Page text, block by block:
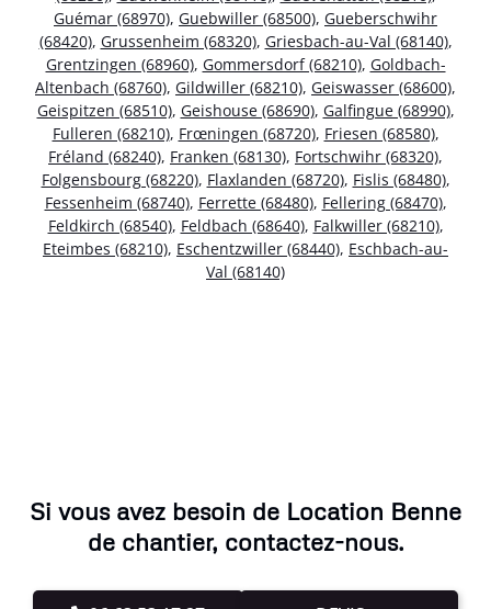
Guémar (68970), Guebwiller (68500), Gueberschwihr
(68420), Grussenheim (68320), Griesbach-au-Val (68140),
Grentzingen (68960), Gommersdorf (68210), Goldbach-
Altenbach (68760), Gildwiller (68210), Geiswasser (68600),
Geispitzen (68510), Geishouse (68690), Galfingue (68990),
Fulleren (68210), Frœningen (68720), Friesen (68580),
Fréland (68240), Franken (68130), Fortschwihr (68320),
Folgensbourg (68220), Flaxlanden (68720), Fislis (68480),
Fessenheim (68740), Ferrette (68480), Fellering (68470),
Feldkirch (68540), Feldbach (68640), Falkwiller (68210),
Eteimbes (68210), Eschentzwiller (68440), Eschbach-au-
Val (68140)
Si vous avez besoin de Location Benne
de chantier, contactez-nous.